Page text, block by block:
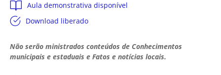
Aula demonstrativa disponível
Download liberado
Não serão ministrados conteúdos de Conhecimentos
municipais e estaduais e Fatos e notícias locais.